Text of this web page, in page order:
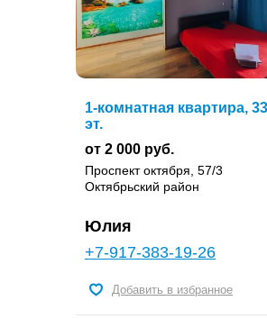
1-комнатная квартира,
эт.
от 2 000 руб.
Проспект октября, 57/3
Октябрьский район
Юлия
+7-917-383-19-26
Добавить в избранное